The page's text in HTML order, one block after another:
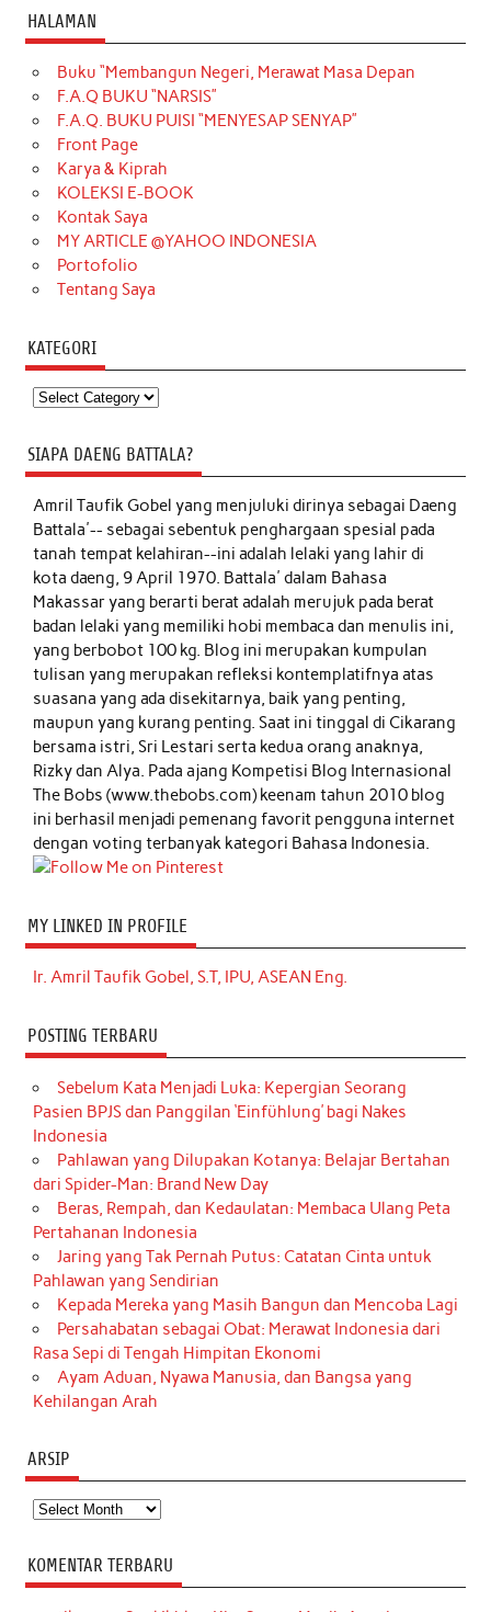
HALAMAN
Buku “Membangun Negeri, Merawat Masa Depan
F.A.Q BUKU “NARSIS”
F.A.Q. BUKU PUISI “MENYESAP SENYAP”
Front Page
Karya & Kiprah
KOLEKSI E-BOOK
Kontak Saya
MY ARTICLE @YAHOO INDONESIA
Portofolio
Tentang Saya
KATEGORI
Kategori
SIAPA DAENG BATTALA?
Amril Taufik Gobelyang menjuluki dirinya sebagai Daeng
Battala'-- sebagai sebentuk penghargaan spesial pada
tanah tempat kelahiran--ini adalah lelaki yang lahir di
kota daeng, 9 April 1970. Battala' dalam Bahasa
Makassar yang berarti berat adalah merujuk pada berat
badan lelaki yang memiliki hobi membaca dan menulis ini,
yang berbobot 100 kg. Blog ini merupakan kumpulan
tulisan yang merupakan refleksi kontemplatifnya atas
suasana yang ada disekitarnya, baik yang penting,
maupun yang kurang penting. Saat ini tinggal di Cikarang
bersama istri, Sri Lestari serta kedua orang anaknya,
Rizky dan Alya. Pada ajang Kompetisi Blog Internasional
The Bobs (www.thebobs.com) keenam tahun 2010 blog
ini berhasil menjadi pemenang favorit pengguna internet
dengan voting terbanyak kategori Bahasa Indonesia.
MY LINKED IN PROFILE
Ir. Amril Taufik Gobel, S.T, IPU, ASEAN Eng.
POSTING TERBARU
Sebelum Kata Menjadi Luka: Kepergian Seorang
Pasien BPJS dan Panggilan ‘Einfühlung’ bagi Nakes
Indonesia
Pahlawan yang Dilupakan Kotanya: Belajar Bertahan
dari Spider-Man: Brand New Day
Beras, Rempah, dan Kedaulatan: Membaca Ulang Peta
Pertahanan Indonesia
Jaring yang Tak Pernah Putus: Catatan Cinta untuk
Pahlawan yang Sendirian
Kepada Mereka yang Masih Bangun dan Mencoba Lagi
Persahabatan sebagai Obat: Merawat Indonesia dari
Rasa Sepi di Tengah Himpitan Ekonomi
Ayam Aduan, Nyawa Manusia, dan Bangsa yang
Kehilangan Arah
ARSIP
Arsip
KOMENTAR TERBARU